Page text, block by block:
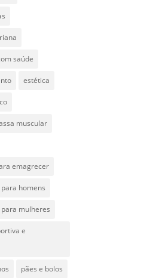
saúde
estética
muscular
emagrecer
homens
mulheres
e
pães e bolos